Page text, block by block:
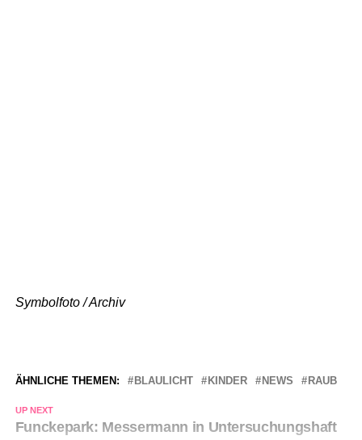
Symbolfoto / Archiv
ÄHNLICHE THEMEN: BLAULICHT KINDER NEWS RAUB
UP NEXT
Funckepark: Messermann in Untersuchungshaft